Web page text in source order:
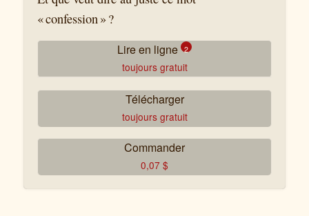
« confession » ?
Lire en ligne 2
toujours gratuit
Confessez vos péchés les uns aux
La confession biblique et la
confession catholique
Télécharger
toujours gratuit
Commander
0,07 $